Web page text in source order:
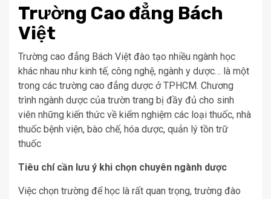
Trường Cao đẳng Bách
Việt
Trường cao đẳng Bách Việt đào tạo nhiều ngành học
khác nhau như kinh tế, công nghệ, ngành y dược… là một
trong các trường cao đẳng dược ở TPHCM. Chương
trình ngành dược của trườn trang bị đầy đủ cho sinh
viên những kiến thức về kiểm nghiệm các loại thuốc, nhà
thuốc bệnh viện, bào chế, hóa dược, quản lý tồn trữ
thuốc
Tiêu chí cần lưu ý khi chọn chuyên ngành dược
Việc chọn trường để học là rất quan trọng, trường đào